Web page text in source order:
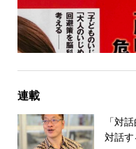
連載
「対
対話